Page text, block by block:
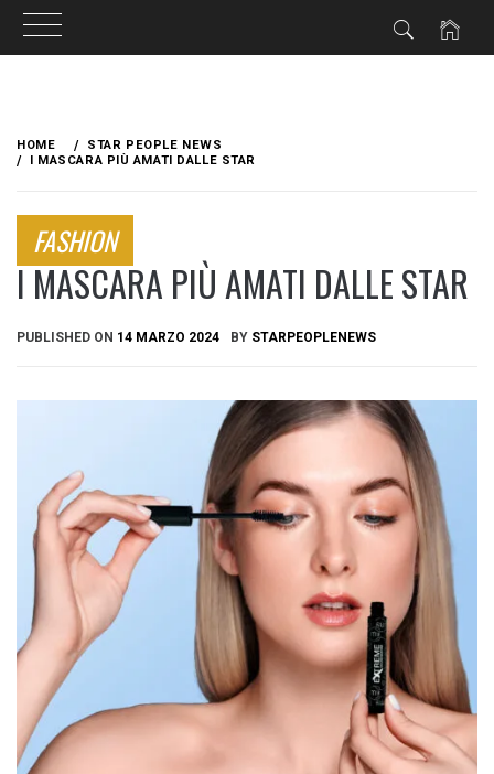
content
HOME
STAR PEOPLE NEWS
I MASCARA PIÙ AMATI DALLE STAR
FASHION
I MASCARA PIÙ AMATI DALLE STAR
PUBLISHED ON 14 MARZO 2024 BY STARPEOPLENEWS